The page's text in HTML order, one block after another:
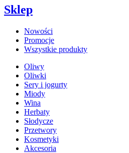
Sklep
Nowości
Promocje
Wszystkie produkty
Oliwy
Oliwki
Sery i jogurty
Miody
Wina
Herbaty
Słodycze
Przetwory
Kosmetyki
Akcesoria